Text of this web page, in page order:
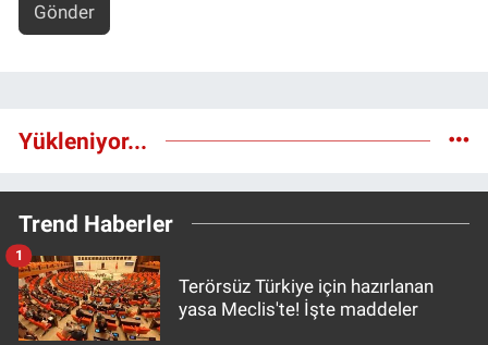
Gönder
Yükleniyor...
Trend Haberler
Terörsüz Türkiye için hazırlanan
yasa Meclis'te! İşte maddeler
1